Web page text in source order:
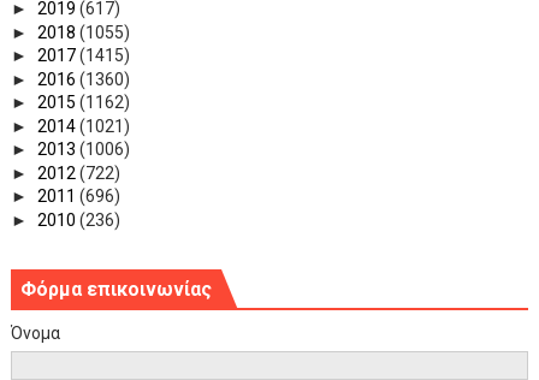
► 2019 (617)
► 2018 (1055)
► 2017(1415)
► 2016 (1360)
► 2015 (1162)
► 2014(1021)
► 2013 (1006)
► 2012 (722)
► 2011 (696)
► 2010 (236)
Φόρμα επικοινωνίας
Όνομα